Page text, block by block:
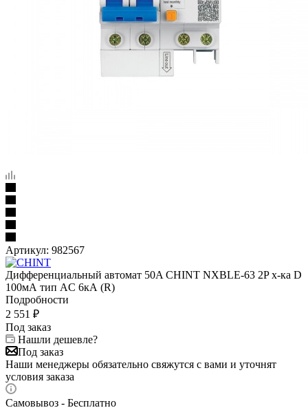
Артикул: 982567
Дифференциальный автомат 50A CHINT NXBLE-63 2P х-ка D
100мА тип AC 6кА (R)
Подробности
2 551 ₽
Под заказ
Нашли дешевле?
Под заказ
Наши менеджеры обязательно свяжутся с вами и уточнят
условия заказа
Самовывоз - Бесплатно